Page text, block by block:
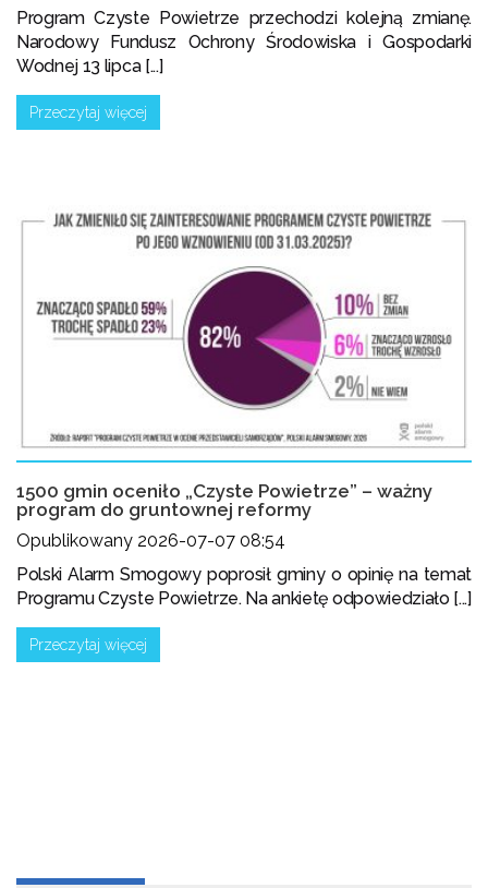
Program Czyste Powietrze przechodzi kolejną zmianę.
Narodowy Fundusz Ochrony Środowiska i Gospodarki
Wodnej 13 lipca [...]
Przeczytaj więcej
1500 gmin oceniło „Czyste Powietrze” – ważny
program do gruntownej reformy
Opublikowany 2026-07-07 08:54
Polski Alarm Smogowy poprosił gminy o opinię na temat
Programu Czyste Powietrze. Na ankietę odpowiedziało [...]
Przeczytaj więcej